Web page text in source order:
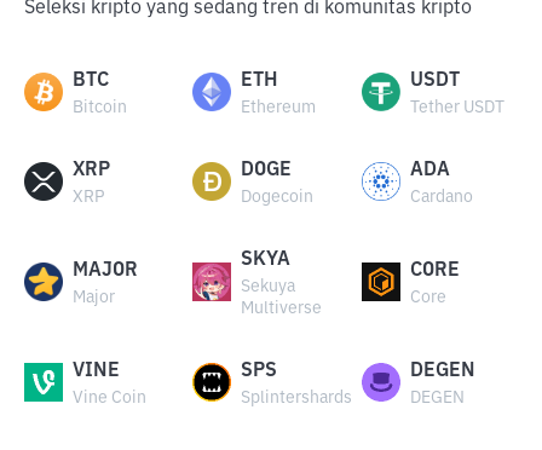
Seleksi kripto yang sedang tren di komunitas kripto
BTC
Bitcoin
ETH
Ethereum
USDT
Tether USDT
XRP
XRP
DOGE
Dogecoin
ADA
Cardano
MAJOR
Major
SKYA
Sekuya
Multiverse
CORE
Core
VINE
Vine Coin
SPS
Splintershards
DEGEN
DEGEN